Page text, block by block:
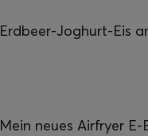
Erdbeer-Joghurt-Eis
Mein neues Airfryer E-